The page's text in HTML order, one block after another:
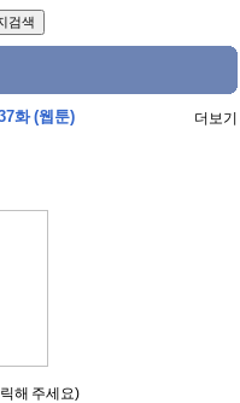
화 (웹툰) 더보기
해 주세요)